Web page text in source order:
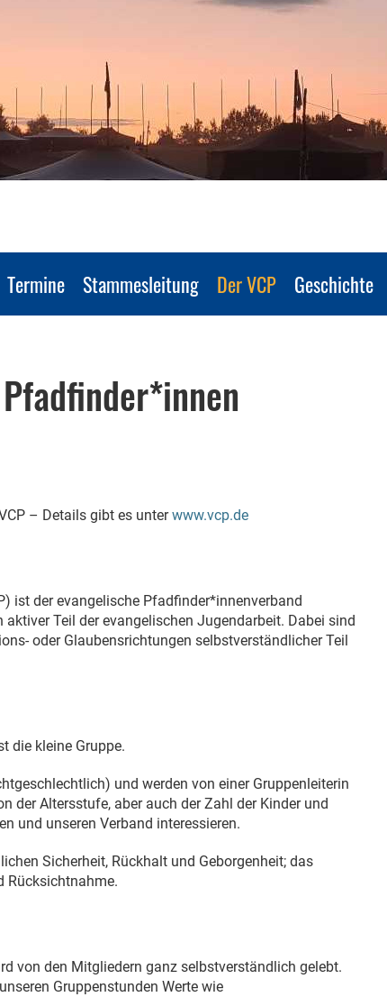
Termine Stammesleitung Der VCP Geschichte
– Details gibt es unterwww.vcp.de
ist der evangelische Pfadfinder*innenverband
Teil der evangelischen Jugendarbeit. Dabei sind
oder Glaubensrichtungen selbstverständlicher Teil
die kleine Gruppe.
und werden von einer Gruppenleiterin
der Altersstufe, aber auch der Zahl der Kinder und
und unseren Verband interessieren.
Sicherheit, Rückhalt und Geborgenheit; das
Rücksichtnahme.
von den Mitgliedern ganz selbstverständlich gelebt.
Gruppenstunden Werte wie